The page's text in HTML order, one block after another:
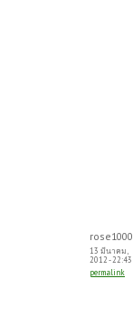
rose1000
13 มีนาคม,
2012 - 22:43
permalink